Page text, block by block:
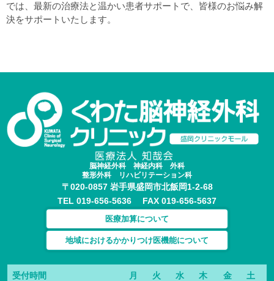
では、最新の治療法と温かい患者サポートで、皆様のお悩み解
決をサポートいたします。
脳神経外科 神経内科 外科
整形外科 リハビリテーション科
〒020-0857 岩手県盛岡市北飯岡1-2-68
TEL 019-656-5636 FAX 019-656-5637
医療加算について
地域におけるかかりつけ医機能について
受付時間 月 火 水 木 金 土